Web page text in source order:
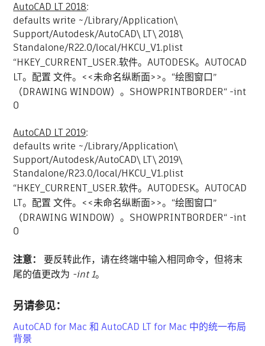
AutoCAD LT 2018:
defaults write ~/Library/Application\
Support/Autodesk/AutoCAD\ LT\ 2018\
Standalone/R22.0/local/HKCU_V1.plist
“HKEY_CURRENT_USER.软件。AUTODESK。AUTOCAD
LT。配置 文件。<<未命名纵断面>>。“绘图窗口”
（DRAWING WINDOW）。SHOWPRINTBORDER“ -int
0
AutoCAD LT 2019:
defaults write ~/Library/Application\
Support/Autodesk/AutoCAD\ LT\ 2019\
Standalone/R23.0/local/HKCU_V1.plist
“HKEY_CURRENT_USER.软件。AUTODESK。AUTOCAD
LT。配置 文件。<<未命名纵断面>>。“绘图窗口”
（DRAWING WINDOW）。SHOWPRINTBORDER“ -int
0
注意：
要反转此作，请在终端中输入相同命令，但将末
尾的值更改为 -int 1。
另请参见：
AutoCAD for Mac 和 AutoCAD LT for Mac 中的统一布局
背景